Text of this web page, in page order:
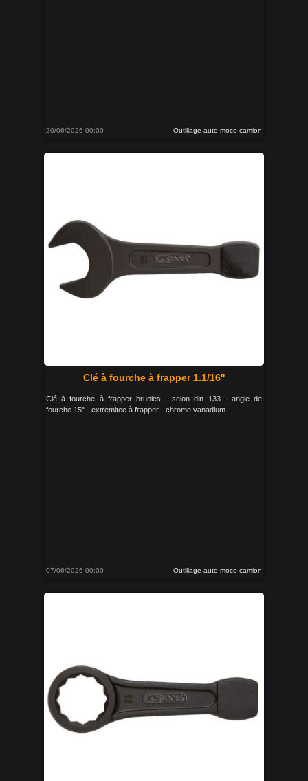
20/06/2026 00:00 Outillage auto moco camion
Clé à fourche à frapper 1.1/16"
Clé à fourche à frapper brunies - selon din 133 - angle de
fourche 15° - extremitee à frapper - chrome vanadium
07/06/2026 00:00 Outillage auto moco camion